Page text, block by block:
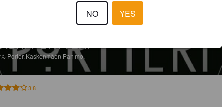
PORTTERI
Porter.Kaskenmäen Panimo.
3.8
NO YES